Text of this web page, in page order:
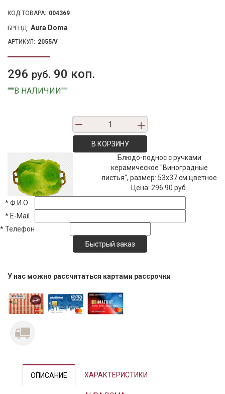
КОД ТОВАРА: 004369
БРЕНД: Aura Doma
АРТИКУЛ: 2055/V
296 руб. 90 коп.
"""В НАЛИЧИИ"""
В КОРЗИНУ
Блюдо-поднос с ручками
керамическое "Виноградные
листья", размер: 53x37 см цветное
Цена: 296.90 руб.
*Ф.И.О.
*E-Mail
*Телефон
У нас можно рассчитаться картами рассрочки
ОПИСАНИЕ ХАРАКТЕРИСТИКИ